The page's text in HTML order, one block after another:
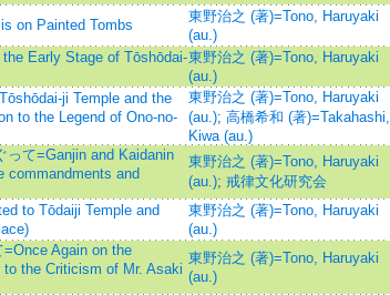
on Painted Tombs
東野治之 (著)=Tono, Haruyaki
(au.)
Early Stage of Tōshōdai-東野治之 (著)=Tono, Haruyaki
(au.)
ji Temple and the
to the Legend of Ono-no-
東野治之 (著)=Tono, Haruyaki
(au.); 高橋希和 (著)=Takahashi,
Kiwa (au.)
って=Ganjin and Kaidanin
commandments and
東野治之 (著)=Tono, Haruyaki
(au.); 戒律文化研究会
to Tōdaiji Temple and
東野治之 (著)=Tono, Haruyaki
(au.)
Again on the
the Criticism of Mr. Asaki
東野治之 (著)=Tono, Haruyaki
(au.)